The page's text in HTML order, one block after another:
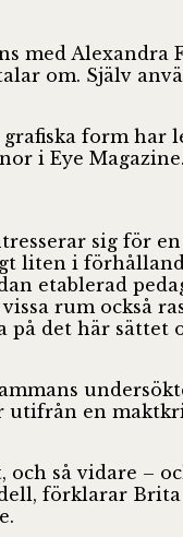
Alexandra
om. Själv
form har
i Eye
sig för
liten i
etablerad
rum också
det här sättet
utifrån en
så vidare –
förklarar